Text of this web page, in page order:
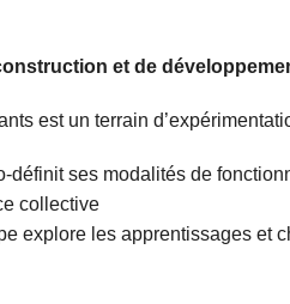
et de
est un terrain
définit ses modalités de
collective
explore les apprentissages et